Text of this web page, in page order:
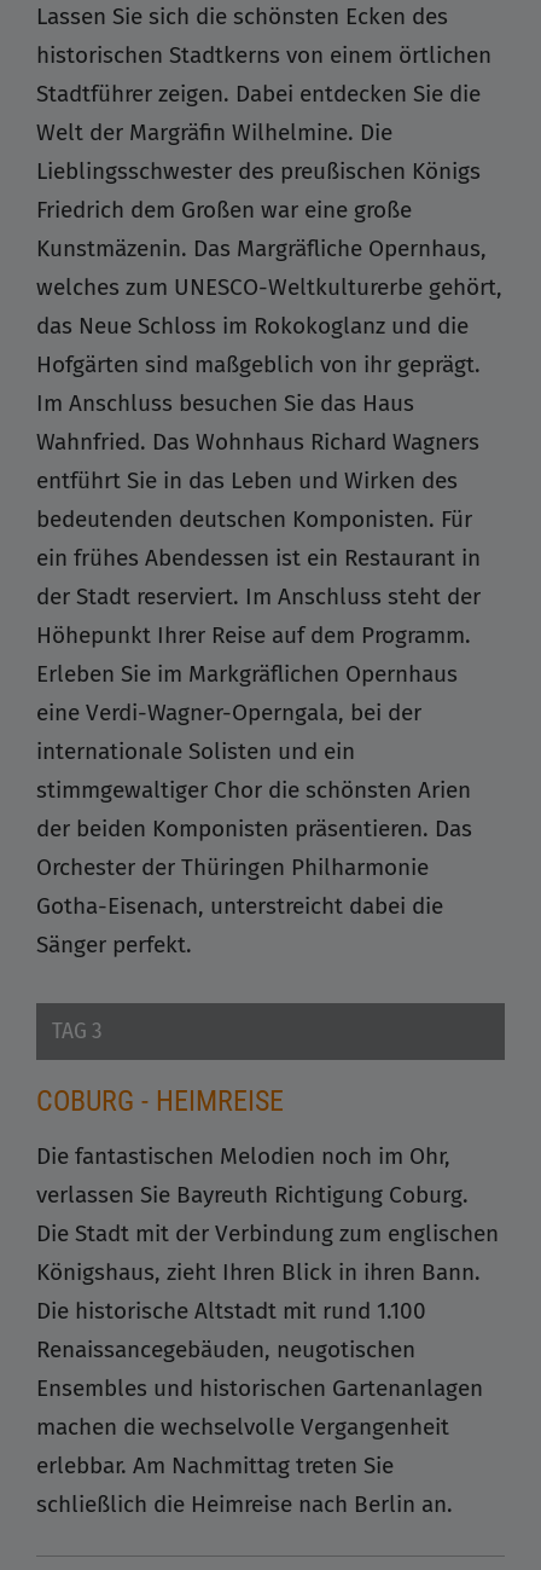
Lassen Sie sich die schönsten Ecken des
historischen Stadtkerns von einem örtlichen
Stadtführer zeigen. Dabei entdecken Sie die
Welt der Margräfin Wilhelmine. Die
Lieblingsschwester des preußischen Königs
Friedrich dem Großen war eine große
Kunstmäzenin. Das Margräfliche Opernhaus,
welches zum UNESCO-Weltkulturerbe gehört,
das Neue Schloss im Rokokoglanz und die
Hofgärten sind maßgeblich von ihr geprägt.
Im Anschluss besuchen Sie das Haus
Wahnfried. Das Wohnhaus Richard Wagners
entführt Sie in das Leben und Wirken des
bedeutenden deutschen Komponisten. Für
ein frühes Abendessen ist ein Restaurant in
der Stadt reserviert. Im Anschluss steht der
Höhepunkt Ihrer Reise auf dem Programm.
Erleben Sie im Markgräflichen Opernhaus
eine Verdi-Wagner-Operngala, bei der
internationale Solisten und ein
stimmgewaltiger Chor die schönsten Arien
der beiden Komponisten präsentieren. Das
Orchester der Thüringen Philharmonie
Gotha-Eisenach, unterstreicht dabei die
Sänger perfekt.
TAG 3
COBURG - HEIMREISE
Die fantastischen Melodien noch im Ohr,
verlassen Sie Bayreuth Richtigung Coburg.
Die Stadt mit der Verbindung zum englischen
Königshaus, zieht Ihren Blick in ihren Bann.
Die historische Altstadt mit rund 1.100
Renaissancegebäuden, neugotischen
Ensembles und historischen Gartenanlagen
machen die wechselvolle Vergangenheit
erlebbar. Am Nachmittag treten Sie
schließlich die Heimreise nach Berlin an.